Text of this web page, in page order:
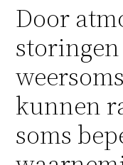
Door
kunnen
soms